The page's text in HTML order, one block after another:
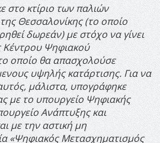
στο κτίριο των παλιών
Θεσσαλονίκης (το οποίο
δωρεάν) με στόχο να γίνει
Κέντρου Ψηφιακού
οποίο θα απασχολούσε
υψηλής κατάρτισης. Για να
μάλιστα, υπογράφηκε
με το υπουργείο Ψηφιακής
Ανάπτυξης και
με την αστική μη
«Ψηφιακός Μετασχηματισμός